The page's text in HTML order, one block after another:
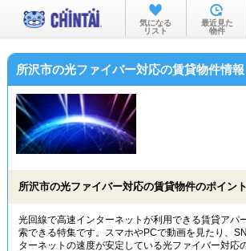
お部屋を探す
沿線・駅から
物件特集から
TOP
気になる
リスト
最近見た
物件
所沢市の光ファイバー対応の賃貸物件情
所沢市の光ファイバー対応の賃貸物件のポイント
光回線で高速インターネットが利用できる賃貸アパ
索できる特集です。スマホやPCで動画を見たり、
ターネットの速度が安定している光ファイバー対応